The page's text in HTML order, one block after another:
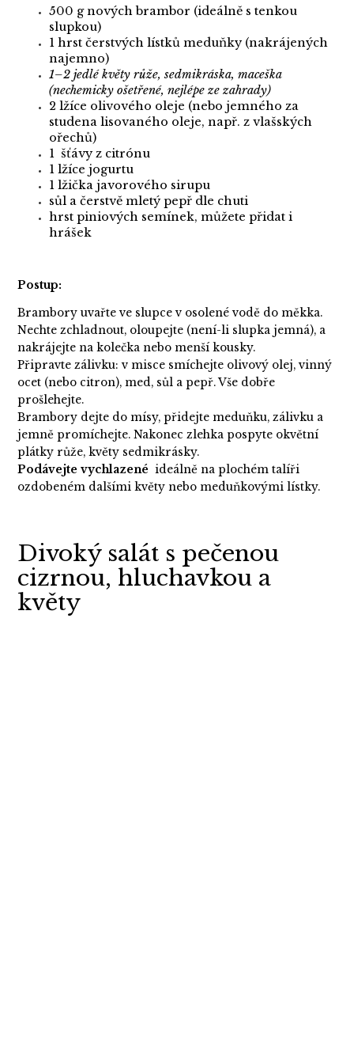
500 g nových brambor (ideálně s tenkou
slupkou)
1 hrst čerstvých lístků meduňky (nakrájených
najemno)
1–2 jedlé květy růže, sedmikráska, maceška
(nechemicky ošetřené, nejlépe ze zahrady)
2 lžíce olivového oleje (nebo jemného za
studena lisovaného oleje, např. z vlašských
ořechů)
1 šťávy z citrónu
1 lžíce jogurtu
1 lžička javorového sirupu
sůl a čerstvě mletý pepř dle chuti
hrst piniových semínek, můžete přidat i
hrášek
Postup:
Brambory uvařte ve slupce v osolené vodě do měkka.
Nechte zchladnout, oloupejte (není-li slupka jemná), a
nakrájejte na kolečka nebo menší kousky.
Připravte zálivku: v misce smíchejte olivový olej, vinný
ocet (nebo citron), med, sůl a pepř. Vše dobře
prošlehejte.
Brambory dejte do mísy, přidejte meduňku, zálivku a
jemně promíchejte. Nakonec zlehka pospyte okvětní
plátky růže, květy sedmikrásky.
Podávejte vychlazené ideálně na plochém talíři
ozdobeném dalšími květy nebo meduňkovými lístky.
Divoký salát s pečenou
cizrnou, hluchavkou a
květy